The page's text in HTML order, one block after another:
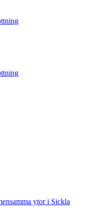
ytor i Sickla